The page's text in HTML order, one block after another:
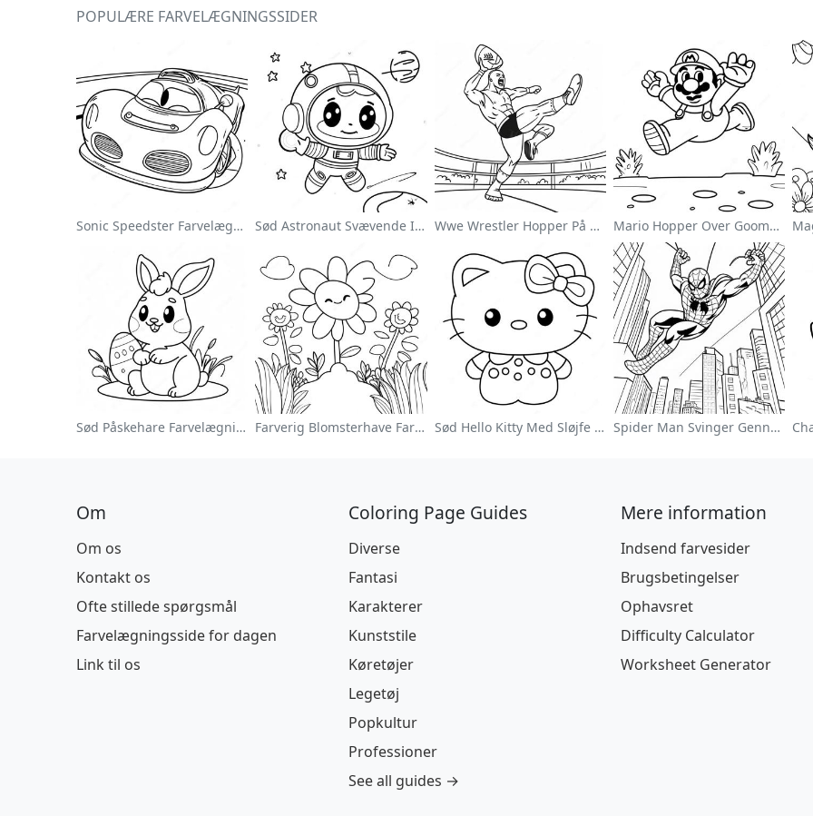
POPULÆRE FARVELÆGNINGSSIDER
Sonic Speedster Farvelægningsside Sød Astronaut Svævende I Rummet Farvelægningsside Wwe Wrestler Hopper På Modstander Farvelægningsside Mario Hopper Over Goombas Farvelægningsside
Sød Påskehare Farvelægningsside Farverig Blomsterhave Farvelægningsside Sød Hello Kitty Med Sløjfe Farvelægningsside Spider Man Svinger Gennem Byen Farvelægningsside
Om
Om os
Kontakt os
Ofte stillede spørgsmål
Farvelægningsside for dagen
Link til os
Coloring Page Guides
Diverse
Fantasi
Karakterer
Kunststile
Køretøjer
Legetøj
Popkultur
Professioner
See all guides →
Mere information
Indsend farvesider
Brugsbetingelser
Ophavsret
Difficulty Calculator
Worksheet Generator